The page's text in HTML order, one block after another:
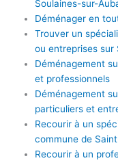
Soulaines-sur-
Déménager en
Trouver un
ou entreprises sur
Déménagement
et professionnels
Déménagement
particuliers et
Recourir à un
commune de
Recourir à un